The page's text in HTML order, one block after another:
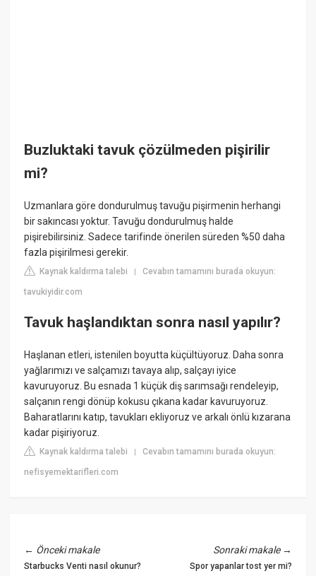
Buzluktaki tavuk çözülmeden pişirilir
mi?
Uzmanlara göre dondurulmuş tavuğu pişirmenin herhangi
bir sakıncası yoktur. Tavuğu dondurulmuş halde
pişirebilirsiniz. Sadece tarifinde önerilen süreden %50 daha
fazla pişirilmesi gerekir.
Kaynak kaldırma talebi |Cevabın tamamını burada okuyun:
tavukiyidir.com
Tavuk haşlandıktan sonra nasıl yapılır?
Haşlanan etleri, istenilen boyutta küçültüyoruz. Daha sonra
yağlarımızı ve salçamızı tavaya alıp, salçayı iyice
kavuruyoruz. Bu esnada 1 küçük diş sarımsağı rendeleyip,
salçanın rengi dönüp kokusu çıkana kadar kavuruyoruz.
Baharatlarını katıp, tavukları ekliyoruz ve arkalı önlü kızarana
kadar pişiriyoruz.
Kaynak kaldırma talebi |Cevabın tamamını burada okuyun:
nefisyemektarifleri.com
← Önceki makale
Starbucks Venti nasıl okunur?
Sonraki makale→
Spor yapanlar tost yer mi?